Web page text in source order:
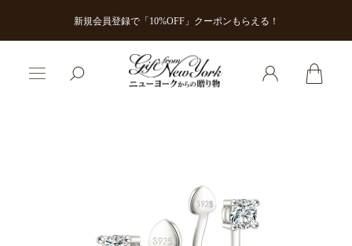
新規会員登録で「10%OFF」クーポンもらえる！